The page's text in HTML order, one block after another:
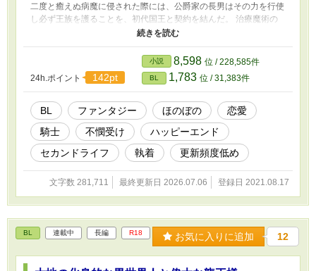
二度と癒えぬ病魔に侵された際には、公爵家の長男はその力を行使
し必ず王族を護ることを、初代国王と契約を結んだ。 治療魔術の
名門に生まれ、学園卒業間近の平凡な長男ニッキー 優秀な弟であ
がらもそんな弟が可愛いなと思いながらのんびり過ごし、騎士にな
った逞しい婚約者とたまに会いながらマイペースに学園生活をおく
っていたのだが、突如至急帰って来てほしいと父からの手紙が届い
た事により緩やかな生活は終わりを迎える 終わりへと向かい、終
わりからはじまる、主人公が幸せへとのんびりと一歩一歩進むお
話 ハッピーエンドです
24h.ポイント 142pt
小説 8,598 位 / 228,585件
BL 1,783 位 / 31,383件
BL ファンタジー ほのぼの
恋愛
騎士
不憫受け
ハッピーエンド
セカンドライフ
執着 更新頻度低め
文字数 281,711 最終更新日 2026.07.06 登録日 2021.08.17
BL 連載中 長編 R18 お気に入りに追加 12